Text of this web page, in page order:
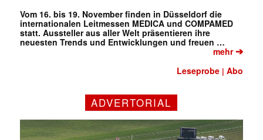
Vom 16. bis 19. November finden in Düsseldorf die
internationalen Leitmessen MEDICA und COMPAMED
statt. Aussteller aus aller Welt präsentieren ihre
neuesten Trends und Entwicklungen und freuen …
mehr➔
Leseprobe |Abo
ADVERTORIAL